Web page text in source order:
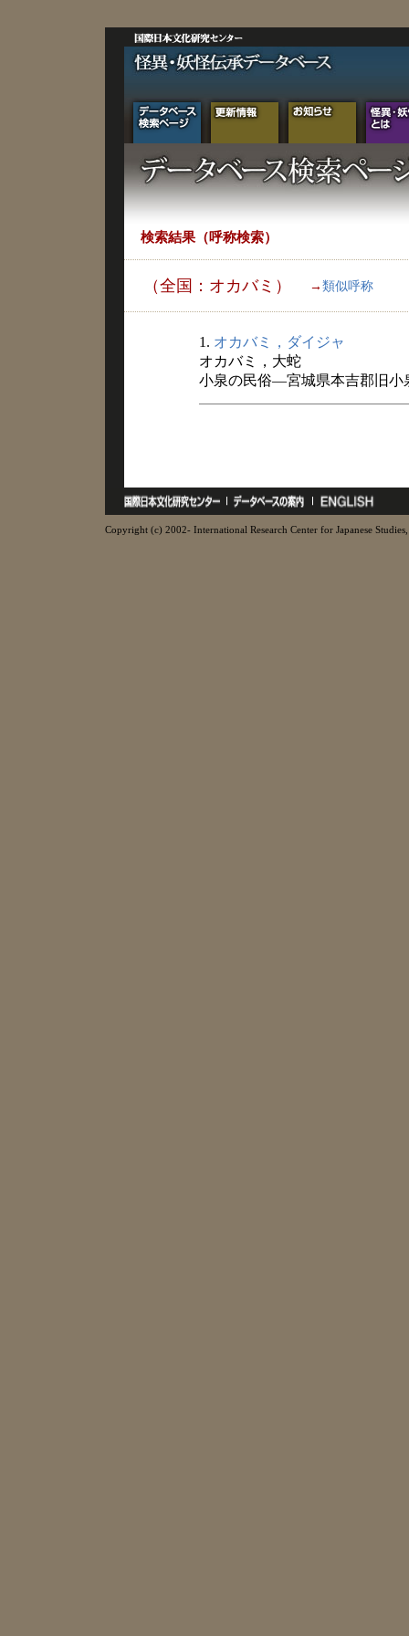
検索結果（呼称検索）
（全国：オカバミ） → 類似呼称
1. オカバミ，ダイジャ
オカバミ，大蛇
小泉の民俗―宮城県本吉郡旧小
Copyright (c) 2002- International Research Center for Japanese